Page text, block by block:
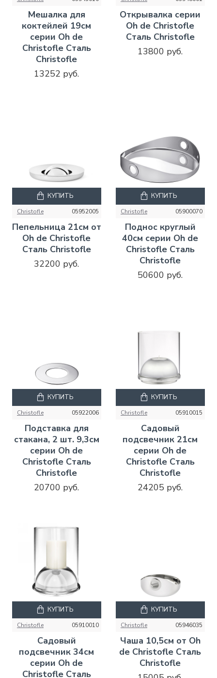
Мешалка для
коктейлей 19см
серии Oh de
Christofle Сталь
Christofle
13252 руб.
Открывалка серии
Oh de Christofle
Сталь Christofle
13800 руб.
Christofle 05952005
Пепельница 21см от
Oh de Christofle
Сталь Christofle
32200 руб.
КУПИТЬ
Christofle 05900070
Поднос круглый
40см серии Oh de
Christofle Сталь
Christofle
50600 руб.
КУПИТЬ
Christofle 05922006
Подставка для
стакана, 2 шт. 9,3см
серии Oh de
Christofle Сталь
Christofle
20700 руб.
КУПИТЬ
Christofle 05910015
Садовый
подсвечник 21см
серии Oh de
Christofle Сталь
Christofle
24205 руб.
КУПИТЬ
Christofle 05910010
Садовый
подсвечник 34см
серии Oh de
Christofle Сталь
КУПИТЬ
Christofle 05946035
Чаша 10,5см от Oh
de Christofle Сталь
Christofle
КУПИТЬ